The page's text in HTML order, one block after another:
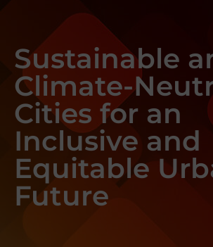
Sustainable
Climate-
Cities for an
Inclusive and
Equitable
Future